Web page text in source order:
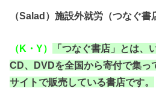
（Salad）施設外就労（つなぐ書
（K・Y）
「つなぐ書店」とは、
CD、DVDを全国から寄付で集っ
サイトで販売している書店です。